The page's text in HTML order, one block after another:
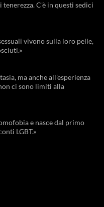
C'è in questi sedici
vivono sulla loro pelle,
ma anche all’esperienza
ci sono limiti alla
e nasce dal primo
LGBT.»